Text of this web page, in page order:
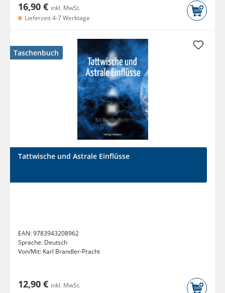
16,90 € inkl. MwSt.
Lieferzeit 4-7 Werktage
Taschenbuch
Tattwische und Astrale Einflüsse
EAN:9783943208962
Sprache: Deutsch
Von/Mit: Karl Brandler-Pracht
12,90 € inkl. MwSt.